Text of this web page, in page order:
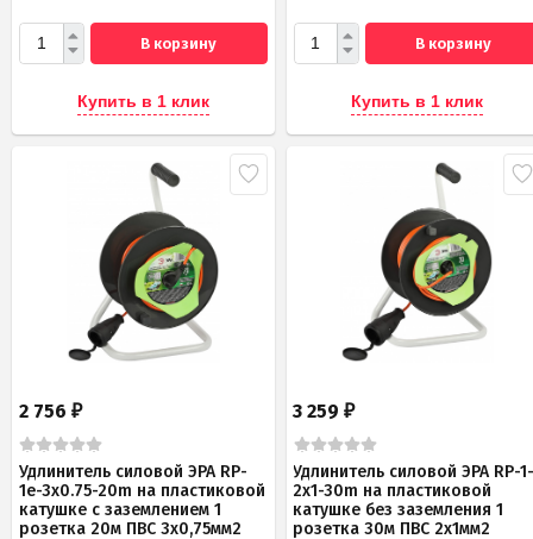
В корзину
Купить в 1 клик
В корзину
Купить в 1 клик
2 756 ₽
Удлинитель силовой ЭРА RP-
1e-3х0.75-20m на пластиковой
катушке c заземлением 1
розетка 20м ПВС 3х0,75мм2
3 259₽
Удлинитель силовой ЭРА RP-
2x1-30m на пластиковой
катушке без заземления 1
розетка 30м ПВС 2x1мм2